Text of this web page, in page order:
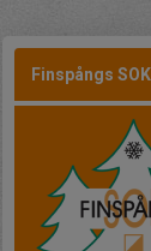
Finspångs SOK